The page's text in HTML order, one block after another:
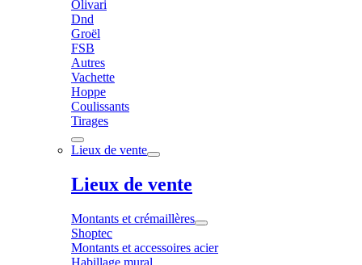
Olivari
Dnd
Groël
FSB
Autres
Vachette
Hoppe
Coulissants
Tirages
Lieux de vente
Lieux de vente
Montants et crémaillères
Shoptec
Montants et accessoires acier
Habillage mural